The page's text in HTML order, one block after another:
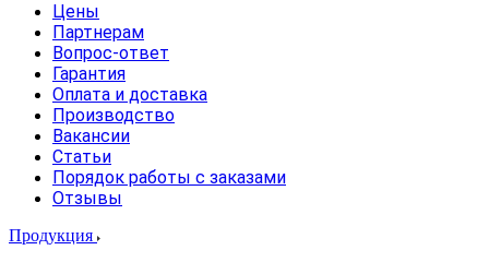
Цены
Партнерам
Вопрос-ответ
Гарантия
Оплата и доставка
Производство
Вакансии
Статьи
Порядок работы с заказами
Отзывы
Продукция